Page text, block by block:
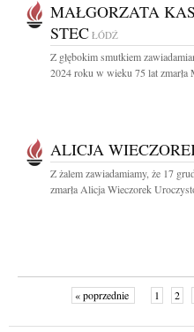
MAŁGORZATA
STEC ŁÓDŹ
Z głębokim smutkiem
2024 roku w wieku 75 lat zmarła
ALICJA
Z żalem zawiadamiamy, że 17
zmarła Alicja Wieczorek
« poprzednie 1 2